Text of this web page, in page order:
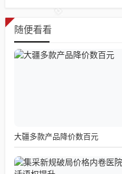
随便看看
大疆多款产品降价数百元